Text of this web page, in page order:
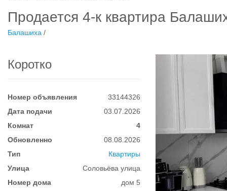
Продается 4-к квартира
Балашиха /
Коротко
Номер объявления
33144326
Дата подачи
03.07.2026
Комнат
4
Обновленно
08.08.2026
Тип
Квартиры
Улица
Соловьёва улица
Номер дома
дом 5